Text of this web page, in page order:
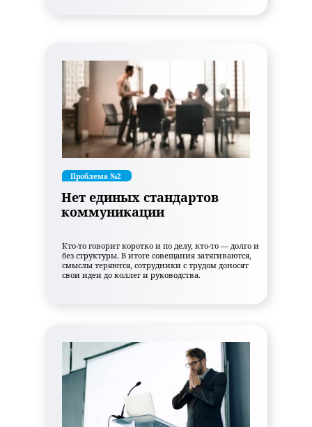
Проблема №2
Нет единых стандартов
коммуникации
Кто-то говорит коротко и по делу, кто-то — долго и
без структуры. В итоге совещания затягиваются,
смыслы теряются, сотрудники с трудом доносят
свои идеи до коллег и руководства.